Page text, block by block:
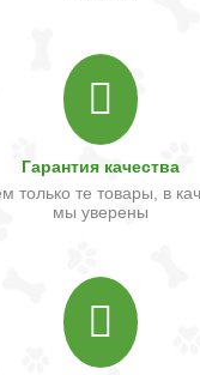
Гарантия качества
только те товары, в
мы уверены